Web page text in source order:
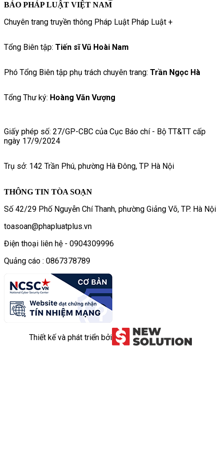
BÁO PHÁP LUẬT VIỆT NAM
Chuyên trang truyền thông Pháp Luật Pháp Luật +
Tổng Biên tập: Tiến sĩ Vũ Hoài Nam
Phó Tổng Biên tập phụ trách chuyên trang: Trần Ngọc Hà
Tổng Thư ký: Hoàng Văn Vượng
Giấy phép số: 27/GP-CBC của Cục Báo chí - Bộ TT&TT cấp
ngày 17/9/2024
Trụ sở: 142 Trần Phú, phường Hà Đông, TP Hà Nội
THÔNG TIN TÒA SOẠN
Số 42/29 Phố Nguyễn Chí Thanh, phường Giảng Võ, TP. Hà Nội
toasoan@phapluatplus.vn
Điện thoại liên hệ - 0904309996
Quảng cáo : 0867378789
Thiết kế và phát triển bởi